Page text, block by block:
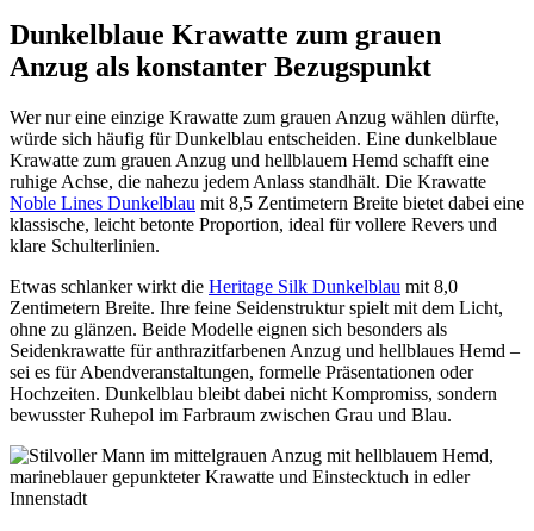
Dunkelblaue Krawatte zum grauen
Anzug als konstanter Bezugspunkt
Wer nur eine einzige Krawatte zum grauen Anzug wählen dürfte,
würde sich häufig für Dunkelblau entscheiden. Eine dunkelblaue
Krawatte zum grauen Anzug und hellblauem Hemd schafft eine
ruhige Achse, die nahezu jedem Anlass standhält. Die Krawatte
Noble Lines Dunkelblau mit 8,5 Zentimetern Breite bietet dabei eine
klassische, leicht betonte Proportion, ideal für vollere Revers und
klare Schulterlinien.
Etwas schlanker wirkt die Heritage Silk Dunkelblau mit 8,0
Zentimetern Breite. Ihre feine Seidenstruktur spielt mit dem Licht,
ohne zu glänzen. Beide Modelle eignen sich besonders als
Seidenkrawatte für anthrazitfarbenen Anzug und hellblaues Hemd –
sei es für Abendveranstaltungen, formelle Präsentationen oder
Hochzeiten. Dunkelblau bleibt dabei nicht Kompromiss, sondern
bewusster Ruhepol im Farbraum zwischen Grau und Blau.